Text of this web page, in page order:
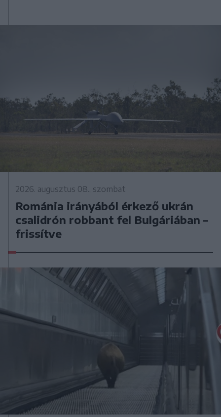
2026. augusztus 08., szombat
Románia irányából érkező ukrán
csalidrón robbant fel Bulgáriában –
frissítve